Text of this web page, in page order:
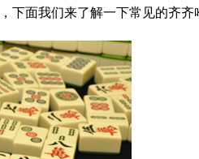
面我们来了解一下常见的齐齐